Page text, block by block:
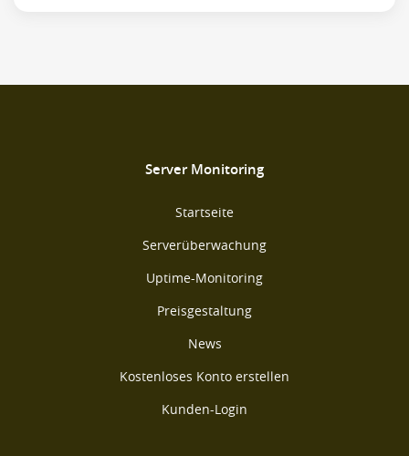
Server Monitoring
Startseite
Serverüberwachung
Uptime-Monitoring
Preisgestaltung
News
Kostenloses Konto erstellen
Kunden-Login